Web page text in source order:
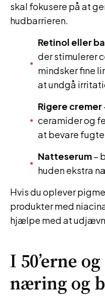
skal fokusere på at
hudbarrieren.
Retinol eller
der stimulerer
mindsker fine
at undgå
Rigere cremer
ceramider og
at bevare
Natteserum–
huden ekstra
Hvis du oplever
produkter med
hjælpe med at
I 50’erne
næring og